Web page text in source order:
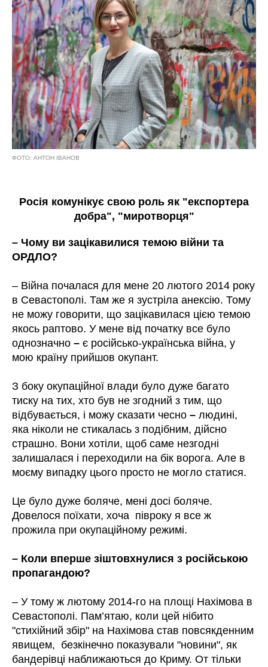
ФОТО: АНТОН ІВАНОВ
Росія комунікує свою роль як "експортера
добра", "миротворця"
– Чому ви зацікавилися темою війни та
ОРДЛО?
– Війна почалася для мене 20 лютого 2014 року
в Севастополі. Там же я зустріла анексію. Тому
не можу говорити, що зацікавилася цією темою
якось раптово. У мене від початку все було
однозначно– є російсько-українська війна, у
мою країну прийшов окупант.
З боку окупаційної влади було дуже багато
тиску на тих, хто був не згодний з тим, що
відбувається, і можу сказати чесно– людині,
яка ніколи не стикалась з подібним, дійсно
страшно. Вони хотіли, щоб саме незгодні
залишалася і переходили на бік ворога. Але в
моєму випадку цього просто не могло статися.
Це було дуже боляче, мені досі боляче.
Довелося поїхати, хоча півроку я все ж
прожила при окупаційному режимі.
– Коли вперше зіштовхнулися з російською
пропагандою?
– У тому ж лютому 2014-го на площі Нахімова в
Севастополі. Пам’ятаю, коли цей нібито
"стихійний збір" на Нахімова став повсякденним
явищем, безкінечно показували "новини", як
бандерівці наближаються до Криму. От тільки